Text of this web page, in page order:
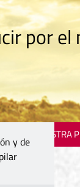
por
MOSTRA
y de